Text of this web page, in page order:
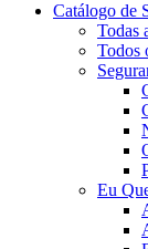
Catálogo de
Todas
Todos
Eu